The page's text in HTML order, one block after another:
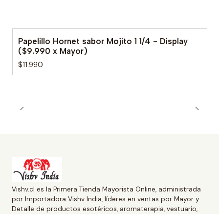
Papelillo Hornet sabor Mojito 1 1/4 - Display
($9.990 x Mayor)
$11.990
Vishv.cl es la Primera Tienda Mayorista Online, administrada
por Importadora Vishv India, líderes en ventas por Mayor y
Detalle de productos esotéricos, aromaterapia, vestuario,